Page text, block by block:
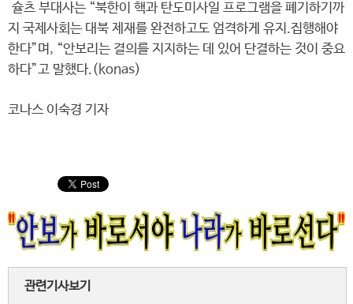
슐츠 부대사는 “북한이 핵과 탄도미사일 프로그램을 폐기하기까
지 국제사회는 대북 제재를 완전하고도 엄격하게 유지.집행해야
한다”며, “안보리는 결의를 지지하는 데 있어 단결하는 것이 중요
하다”고 말했다.(konas)
코나스 이숙경 기자
관련기사보기